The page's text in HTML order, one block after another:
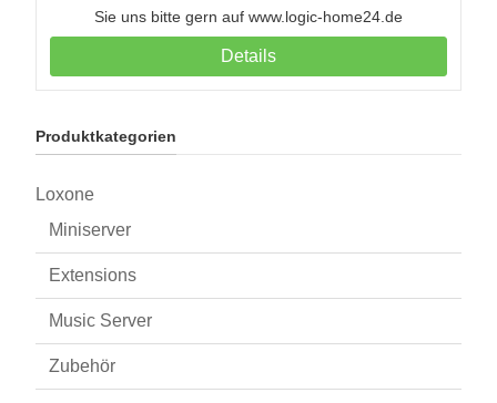
Sie uns bitte gern auf www.logic-home24.de
Details
Produktkategorien
Loxone
Miniserver
Extensions
Music Server
Zubehör